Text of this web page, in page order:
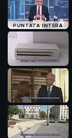
PUNTATA INTERA